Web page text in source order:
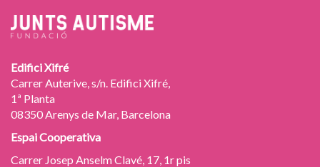
Edifici Xifré
Carrer Auterive, s/n. Edifici Xifré,
1ª Planta
08350 Arenys de Mar, Barcelona
Espai Cooperativa
Carrer Josep Anselm Clavé, 17, 1r pis